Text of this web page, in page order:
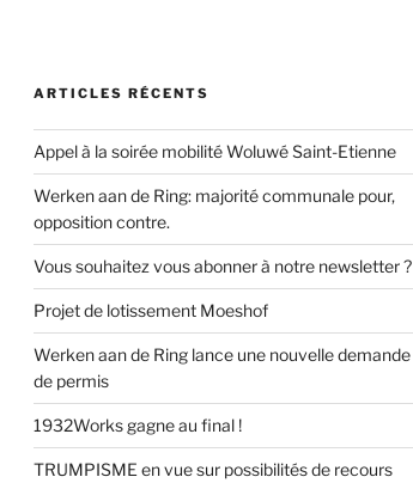
ARTICLES RÉCENTS
Appel à la soirée mobilité Woluwé Saint-Etienne
Werken aan de Ring: majorité communale pour,
opposition contre.
Vous souhaitez vous abonner à notre newsletter ?
Projet de lotissement Moeshof
Werken aan de Ring lance une nouvelle demande
de permis
1932Works gagne au final !
TRUMPISME en vue sur possibilités de recours